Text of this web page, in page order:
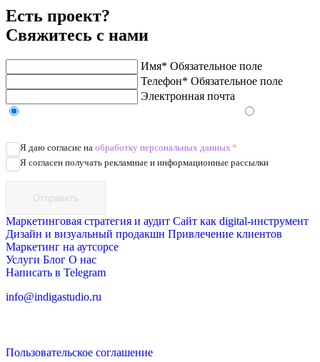
Есть проект?
Свяжитесь с нами
Имя* Обязательное поле
Телефон* Обязательное поле
Электронная почта
Я даю согласие на обработку персональных данных *
Я согласен получать рекламные и информационные рассылки
Отправить
Маркетинговая стратегия и аудит Сайт как digital-инструмент
Дизайн и визуальный продакшн Привлечение клиентов
Маркетинг на аутсорсе
Услуги Блог О нас
Написать в Telegram
info@indigastudio.ru
Пользовательское соглашение